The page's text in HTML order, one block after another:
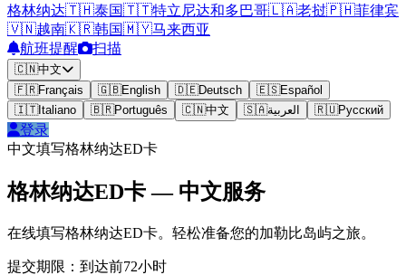
格林纳达🇹🇭泰国🇹🇹特立尼达和多巴哥🇱🇦老挝🇵🇭菲律宾
🇻🇳越南🇰🇷韩国🇲🇾马来西亚
航班提醒
扫描
🇨🇳中文
🇫🇷Français 🇬🇧English 🇩🇪Deutsch 🇪🇸Español
🇮🇹Italiano 🇧🇷Português 🇨🇳中文 🇸🇦العربية 🇷🇺Русский
登录
中文填写格林纳达ED卡
格林纳达ED卡 — 中文服务
在线填写格林纳达ED卡。轻松准备您的加勒比岛屿之旅。
提交期限：到达前72小时